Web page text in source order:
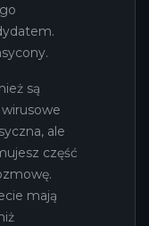
są
ale
część
mają